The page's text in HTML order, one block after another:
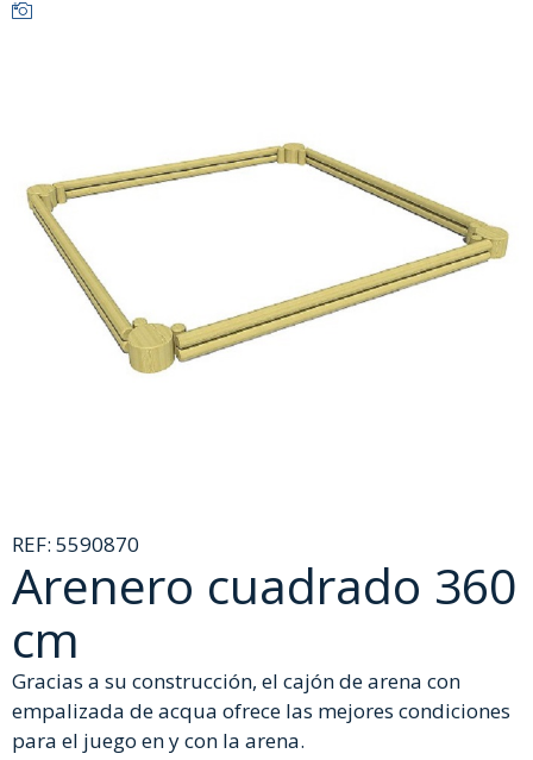
REF: 5590870
Arenero cuadrado 360
cm
Gracias a su construcción, el cajón de arena con
empalizada de acqua ofrece las mejores condiciones
para el juego en y con la arena.